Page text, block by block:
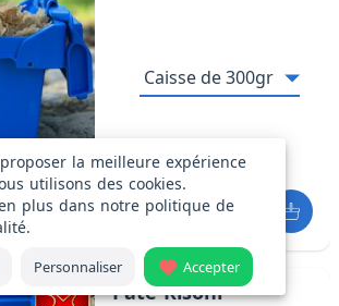
la meilleure expérience
utilisons des cookies.
plus dans notre politique de
.
Personnaliser Accepter
Pâte Risoni